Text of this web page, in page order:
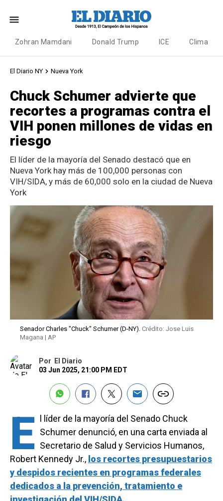
Zohran Mamdani Donald Trump ICE Clima
El Diario NY Nueva York
Chuck Schumer advierte que
recortes a programas contra el
VIH ponen millones de vidas en
riesgo
El líder de la mayoría del Senado destacó que en
Nueva York hay más de 100,000 personas con
VIH/SIDA, y más de 60,000 solo en la ciudad de Nueva
York
Senador Charles "Chuck" Schumer (D-NY). Crédito: Jose Luis
Magana | AP
Por
El Diario
03 Jun 2025, 21:00 PM EDT
E
l líder de la mayoría del Senado Chuck
Schumer denunció, en una carta enviada al
Secretario de Salud y Servicios Humanos,
Robert Kennedy Jr., los recortes presupuestarios
y despidos recientes en programas federales
dedicados a la prevención, tratamiento e